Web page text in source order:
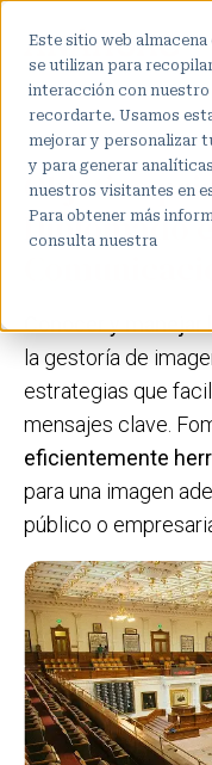
Este sitio web
se utilizan para
interacción con
recordarte. Usamos
mejorar y personalizar
y para generar
nuestros visitantes en
Para obtener más
consulta nuestra
Objetivo
Diplomado
Conocer y
la gestoría de
estrategias que
mensajes clave.
eficientemente
para una imagen
público o